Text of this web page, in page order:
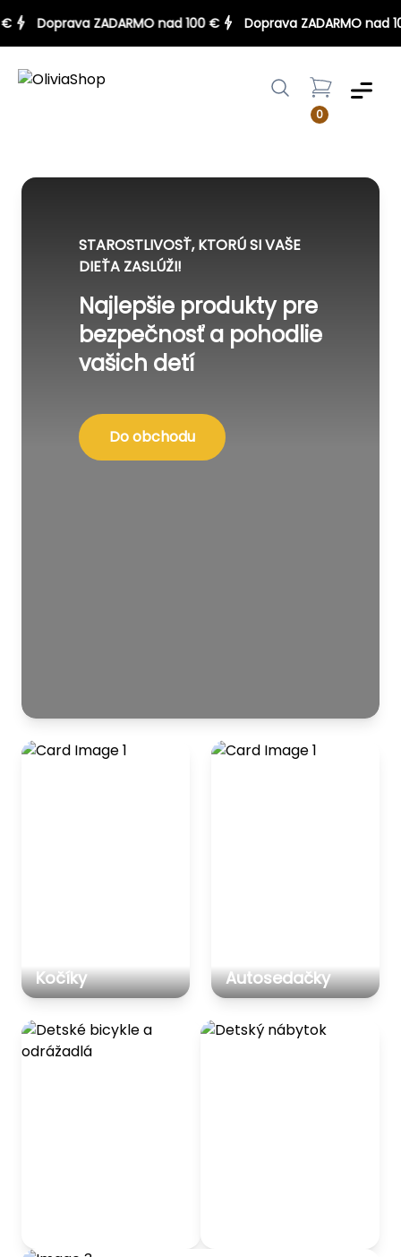
€ Doprava ZADARMO nad 100 € Doprava ZADARMO
0
Menu
STAROSTLIVOSŤ, KTORÚ SI VAŠE
DIEŤA ZASLÚŽI!
Najlepšie produkty pre
bezpečnosť a pohodlie
vašich detí
Do obchodu
Kočíky Autosedačky